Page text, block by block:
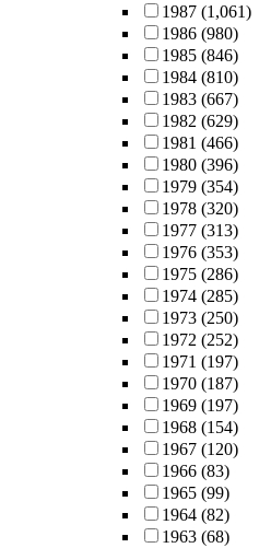
1987 (1,061)
1986 (980)
1985 (846)
1984 (810)
1983 (667)
1982 (629)
1981 (466)
1980 (396)
1979 (354)
1978 (320)
1977 (313)
1976 (353)
1975 (286)
1974 (285)
1973 (250)
1972 (252)
1971 (197)
1970 (187)
1969 (197)
1968 (154)
1967 (120)
1966 (83)
1965 (99)
1964 (82)
1963 (68)